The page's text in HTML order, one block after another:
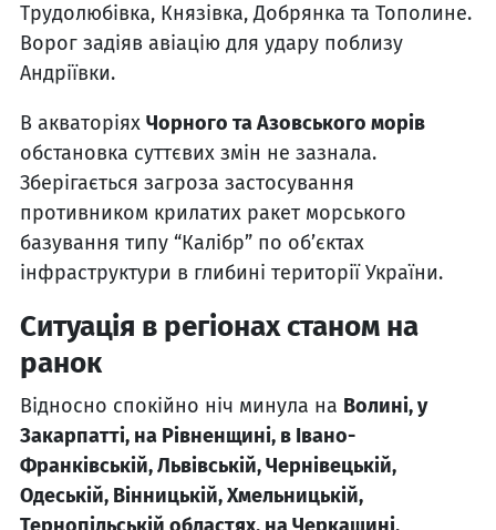
Трудолюбівка, Князівка, Добрянка та Тополине.
Ворог задіяв авіацію для удару поблизу
Андріївки.
В акваторіях Чорного та Азовського морів
обстановка суттєвих змін не зазнала.
Зберігається загроза застосування
противником крилатих ракет морського
базування типу “Калібр” по об’єктах
інфраструктури в глибині території України.
Ситуація в регіонах станом на
ранок
Відносно спокійно ніч минула на Волині, у
Закарпатті, на Рівненщині, в Івано-
Франківській, Львівській, Чернівецькій,
Одеській, Вінницькій, Хмельницькій,